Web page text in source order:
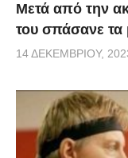
Μετά από την
του σπάσανε τα
14 ΔΕΚΕΜΒΡΊΟΥ,